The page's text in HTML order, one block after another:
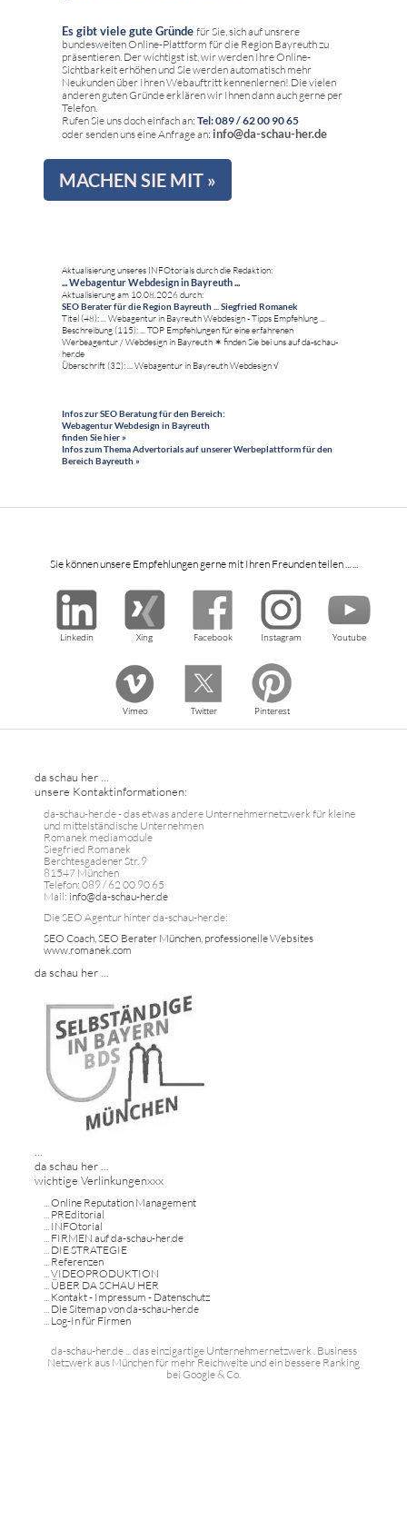
Es gibt viele gute Gründe für Sie, sich auf unsrere
bundesweiten Online-Plattform für die Region Bayreuth zu
präsentieren. Der wichtigst ist, wir werden Ihre Online-
Sichtbarkeit erhöhen und Sie werden automatisch mehr
Neukunden über Ihren Webauftritt kennenlernen! Die vielen
anderen guten Gründe erklären wir Ihnen dann auch gerne per
Telefon.
Rufen Sie uns doch einfach an: Tel: 089 / 62 00 90 65
oder senden uns eine Anfrage an: info@da-schau-her.de
MACHEN SIE MIT »
Aktualisierung unseres INFOtorials durch die Redaktion:
... Webagentur Webdesign in Bayreuth ...
Aktualisierung am 10.08.2026 durch:
SEO Berater für die Region Bayreuth ... Siegfried Romanek
Titel (48): ... Webagentur in Bayreuth Webdesign - Tipps Empfehlung ...
Beschreibung (115): ... TOP Empfehlungen für eine erfahrenen
Werbeagentur / Webdesign in Bayreuth ✶ finden Sie bei uns auf da-schau-
her.de
Überschrift (32): ... Webagentur in Bayreuth Webdesign √
Infos zur SEO Beratung für den Bereich:
Webagentur Webdesign in Bayreuth
finden Sie hier »
Infos zum Thema Advertorials auf unserer Werbeplattform für den
Bereich Bayreuth »
Sie können unsere Empfehlungen gerne mit Ihren Freunden teilen ... ...
Linkedin Xing Facebook Instagram Youtube
Vimeo Twitter Pinterest
da schau her ...
unsere Kontaktinformationen:
da-schau-her.de - das etwas andere Unternehmernetzwerk für kleine
und mittelständische Unternehmen
Romanek mediamodule
Siegfried Romanek
Berchtesgadener Str. 9
81547 München
Telefon: 089 / 62 00 90 65
Mail: info@da-schau-her.de
Die SEO Agentur hinter da-schau-her.de:
SEO Coach, SEO Berater München, professionelle Websites
www.romanek.com
da schau her ...
da schau her ...
wichtige Verlinkungenxxx
Online Reputation Management
PREditorial
INFOtorial
FIRMEN auf da-schau-her.de
DIE STRATEGIE
Referenzen
VIDEOPRODUKTION
ÜBER DA SCHAU HER
Kontakt - Impressum - Datenschutz
Die Sitemap von da-schau-her.de
Log-In für Firmen
da-schau-her.de ... das einzigartige Unternehmernetzwerk . Business
Netzwerk aus München für mehr Reichweite und ein bessere Ranking
bei Google & Co.